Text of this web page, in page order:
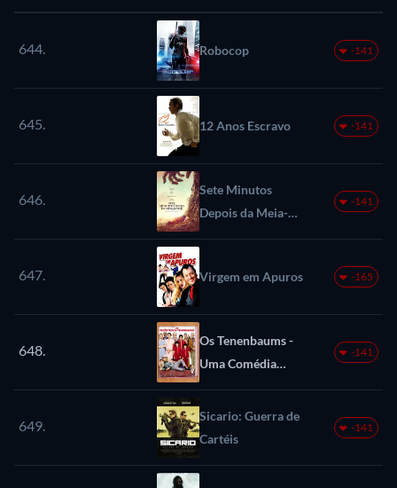
644. Robocop -141
645. 12 Anos Escravo -141
646.
Sete Minutos
Depois da Meia-
Noite
-141
647. Virgem em Apuros -165
648.
Os Tenenbaums -
Uma Comédia
Genial
-141
649.
Sicario: Guerra de
Cartéis
-141